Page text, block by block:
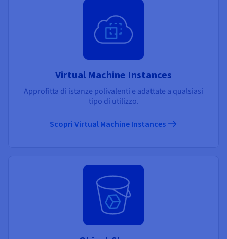
Virtual Machine Instances
Approfitta di istanze polivalenti e adattate a qualsiasi
tipo di utilizzo.
Scopri Virtual Machine Instances